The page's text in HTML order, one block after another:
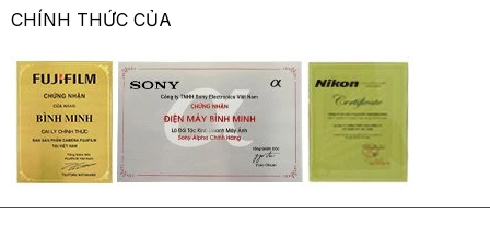
CHÍNH THỨC CỦA